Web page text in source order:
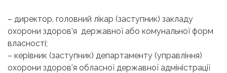
– директор, головний лікар (заступник) закладу
охорони здоров’я державної або комунальної форм
власності;
– керівник (заступник) департаменту (управління)
охорони здоров’я обласної державної адміністрації